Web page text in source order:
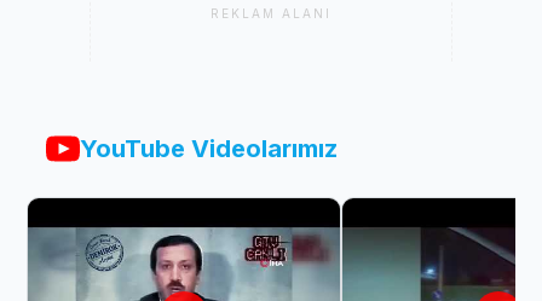
REKLAM ALANI
YouTube Videolarımız